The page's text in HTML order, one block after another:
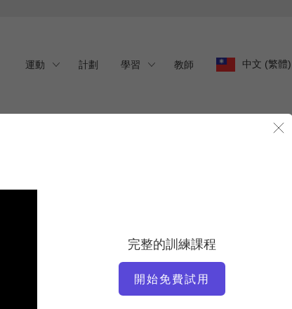
運動 計劃 學習 教師 中文 (繁體)
完整的訓練課程
開始免費試用
Kara Wily
視訊時間